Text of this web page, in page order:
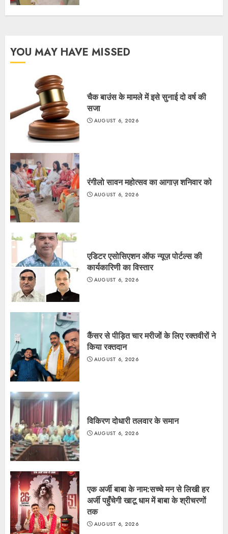
YOU MAY HAVE MISSED
चैक बाउंस के मामले में इसे सुनाई दो वर्ष की
सजा
AUGUST 6, 2026
रंगीलो सावन महोत्सव का आगाज़ शनिवार को
AUGUST 6, 2026
एडिटर एसोसिएशन ऑफ न्यूज़ पोर्टल्स की
कार्यकारिणी का विस्तार
AUGUST 6, 2026
कैंसर से पीड़ित चार मरीजों के लिए रक्तवीरों ने
किया रक्तदान
AUGUST 6, 2026
विकिरण दोधारी तलवार के समान
AUGUST 6, 2026
एक अर्जी बाबा के नाम:सच्चे मन से लिखी हर
अर्जी पहुँचेगी खाटू धाम में बाबा के श्रीचरणों
तक
AUGUST 6, 2026